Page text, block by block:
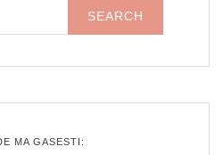
MA GASESTI: